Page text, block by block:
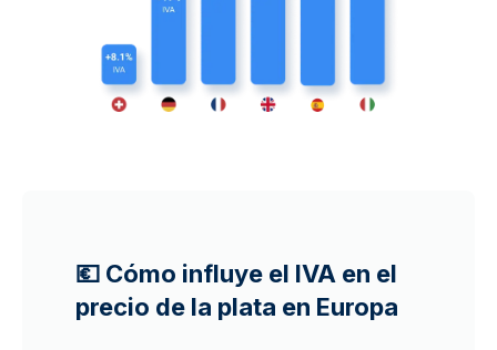
💶 Cómo influye el IVA en el
precio de la plata en Europa